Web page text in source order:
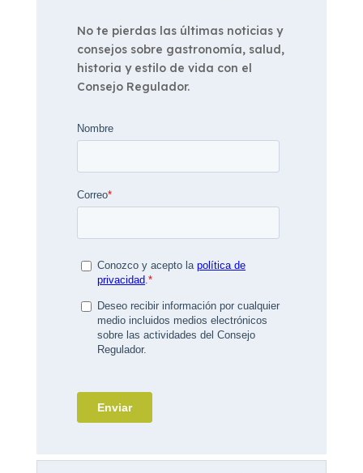
No te pierdas las últimas noticias y
consejos sobre gastronomía, salud,
historia y estilo de vida con el
Consejo Regulador.